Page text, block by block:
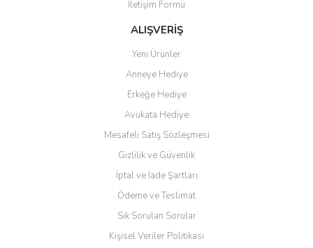
İletişim Formu
ALIŞVERİŞ
Yeni Ürünler
Anneye Hediye
Erkeğe Hediye
Avukata Hediye
Mesafeli Satış Sözleşmesi
Gizlilik ve Güvenlik
İptal ve İade Şartları
Ödeme ve Teslimat
Sık Sorulan Sorular
Kişisel Veriler Politikası